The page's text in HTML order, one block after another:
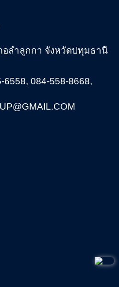
ลำลูกกา จังหวัดปทุมธานี
6558, 084-558-8668,